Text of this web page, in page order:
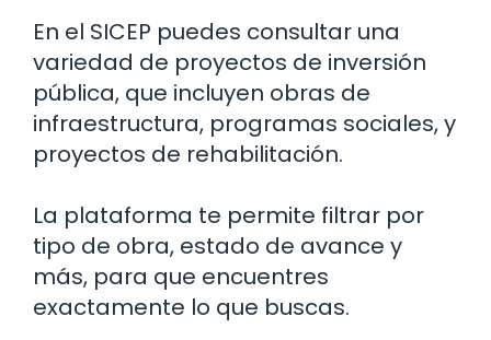
En el SICEP puedes consultar una
variedad de proyectos de inversión
pública, que incluyen obras de
infraestructura, programas sociales, y
proyectos de rehabilitación.
La plataforma te permite filtrar por
tipo de obra, estado de avance y
más, para que encuentres
exactamente lo que buscas.